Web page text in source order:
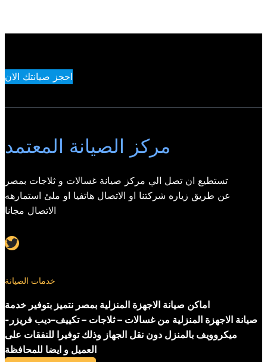
احجز صيانتك الان
مركز الصيانة المعتمد
تستطيع ان تصل الي مركز صيانة غسالات و ثلاجات بمصر
عن طريق زياره شركتنا او الاتصال هاتفيا او ملئ استمارهه
الاتصال مجانا
Twitter
خدمات الصيانة
اماكن صيانة الاجهزة المنزلية بمصر نتميز بتوفير خدمة
صيانة الاجهزة المنزلية من غسالات – ثلاجات – تكييف–ديب فريزر-
ميكروويف بالمنزل دون نقل الجهاز وذلك توفيرا للنفقات على
العميل و ايضا للمحافظة